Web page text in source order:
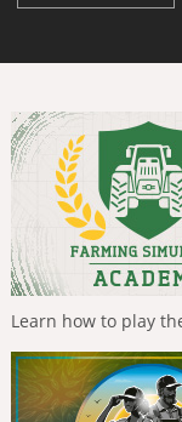
Learn how to play